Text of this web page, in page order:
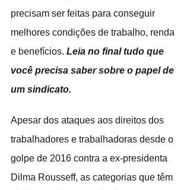
precisam ser feitas para conseguir
melhores condições de trabalho, renda
e benefícios. Leia no final tudo que
você precisa saber sobre o papel de
um sindicato.
Apesar dos ataques aos direitos dos
trabalhadores e trabalhadoras desde o
golpe de 2016 contra a ex-presidenta
Dilma Rousseff, as categorias que têm